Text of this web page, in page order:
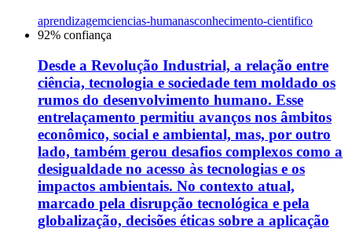
aprendizagemciencias-humanasconhecimento-cientifico
92% confiança
Desde a Revolução Industrial, a relação entre
ciência, tecnologia e sociedade tem moldado os
rumos do desenvolvimento humano. Esse
entrelaçamento permitiu avanços nos âmbitos
econômico, social e ambiental, mas, por outro
lado, também gerou desafios complexos como a
desigualdade no acesso às tecnologias e os
impactos ambientais. No contexto atual,
marcado pela disrupção tecnológica e pela
globalização, decisões éticas sobre a aplicação